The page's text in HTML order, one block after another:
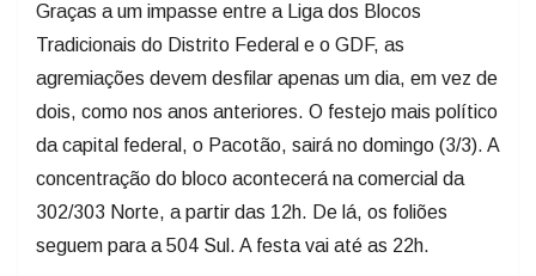
Graças a um impasse entre a Liga dos Blocos
Tradicionais do Distrito Federal e o GDF, as
agremiações devem desfilar apenas um dia, em vez de
dois, como nos anos anteriores. O festejo mais político
da capital federal, o Pacotão, sairá no domingo (3/3). A
concentração do bloco acontecerá na comercial da
302/303 Norte, a partir das 12h. De lá, os foliões
seguem para a 504 Sul. A festa vai até as 22h.